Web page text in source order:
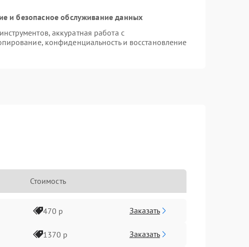
и безопасное обслуживание данных
аккуратная работа с
конфиденциальность и восстановление
Стоимость
470 р Заказать
1370 р Заказать